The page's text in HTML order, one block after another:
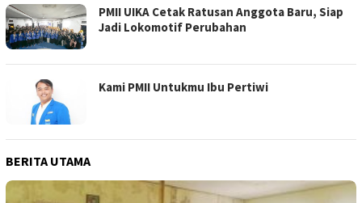
PMII UIKA Cetak Ratusan Anggota Baru, Siap
Jadi Lokomotif Perubahan
Kami PMII Untukmu Ibu Pertiwi
BERITA UTAMA